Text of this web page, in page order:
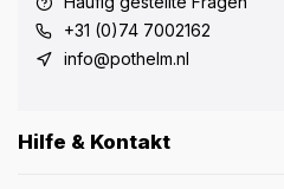
+31 (0)74 7002162
info@pothelm.nl
Hilfe & Kontakt